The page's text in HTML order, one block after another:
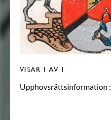
VISAR 1 AV 1
Upphovsrättsinformation :